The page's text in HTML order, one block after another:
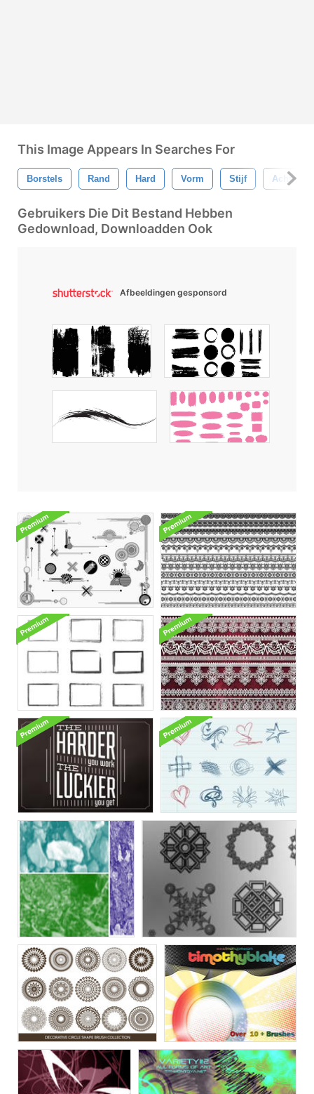
This Image Appears In Searches For
Borstels Rand Hard Vorm Stijf
Gebruikers Die Dit Bestand Hebben
Gedownload, Downloadden Ook
Afbeeldingen gesponsord